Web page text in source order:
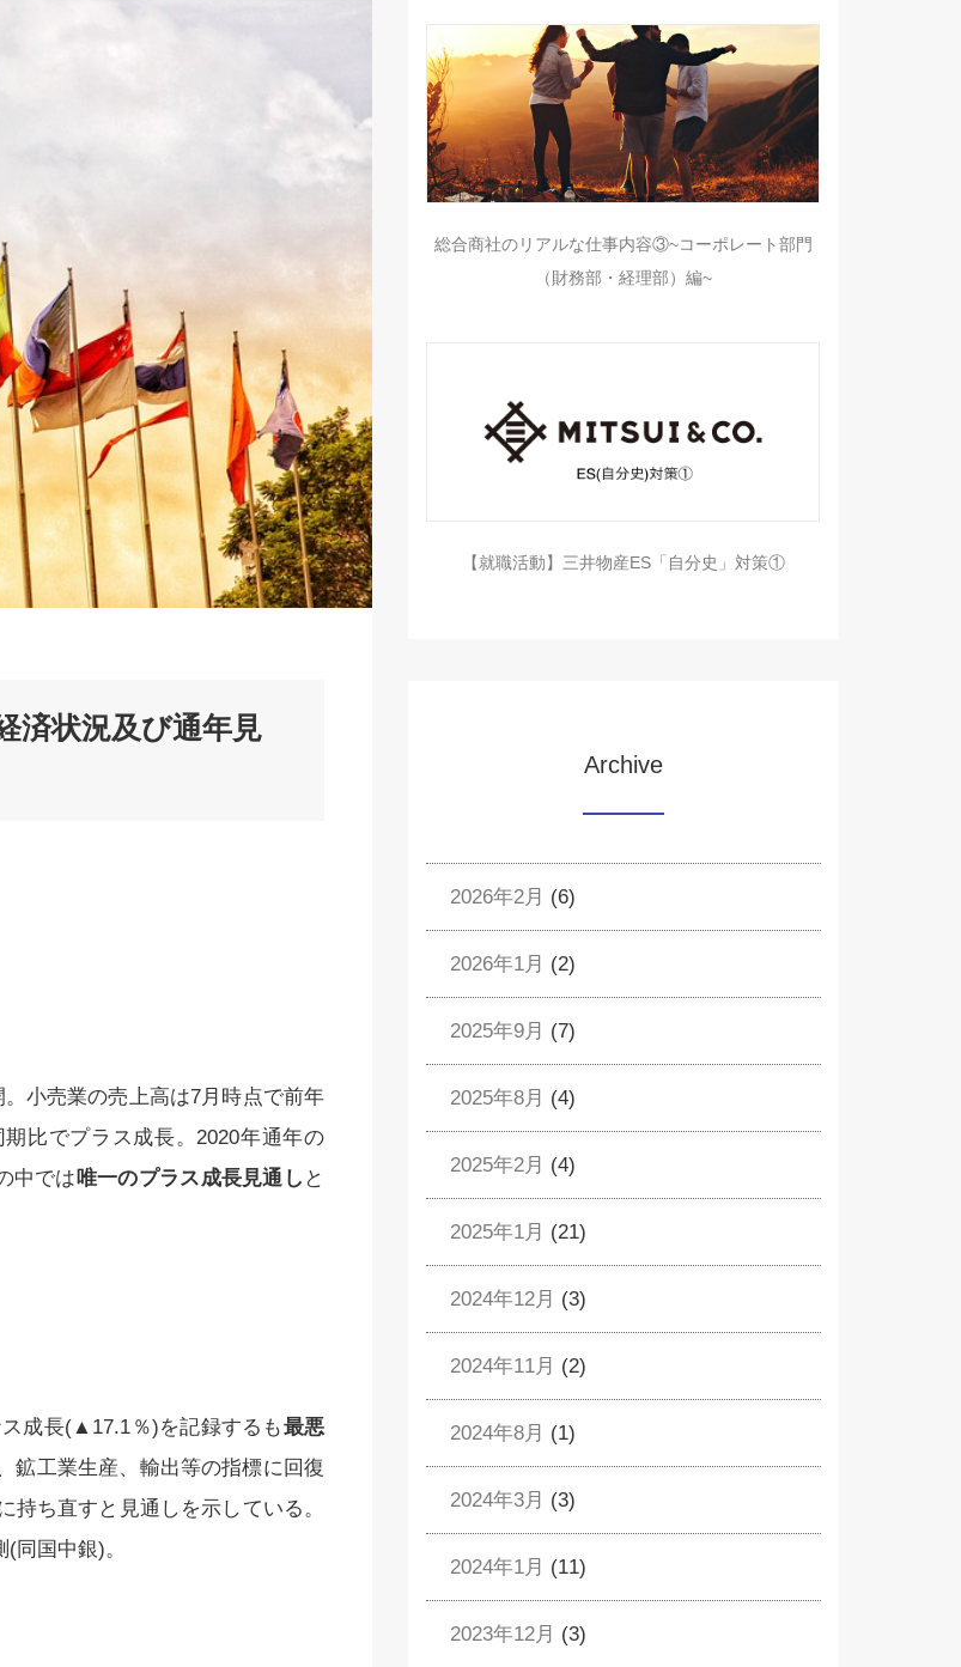
済状況及び通年見
小売業の売上高は7月時点で前年
比でプラス成長。2020年通年の
中では 唯一のプラス成長見通し と
成長(▲17.1％)を記録するも最悪
鉱工業生産、輸出等の指標に回復
ち直すと見通しを示している。
国中銀)。
総合商社のリアルな仕事内容③~コーポレート部門
（財務部・経理部）編~
【就職活動】三井物産ES「自分史」対策①
Archive
2026年2月 (6)
2026年1月 (2)
2025年9月 (7)
2025年8月 (4)
2025年2月 (4)
2025年1月 (21)
2024年12月 (3)
2024年11月 (2)
2024年8月 (1)
2024年3月 (3)
2024年1月 (11)
2023年12月 (3)